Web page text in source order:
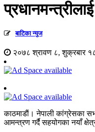
बाटिका न्युज
२०७८ श्रावण ८, शुक्रबार
काठमाडाैं। नेपाली कांग्रेसका
आमन्त्रण गर्दै सहयोगका नयाँ